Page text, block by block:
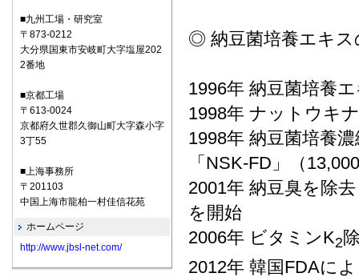
◎ 納豆菌培養エキス
1996年 納豆菌培養
1998年 ナットウキ
1998年 納豆菌培養
「NSK-FD」（
2001年 納豆臭を除
を開始
2006年 ビタミンK2
2012年 韓国FDAに
■九州工場・研究室
〒873-0212
大分県国東市安岐町大字塩屋202
2番地
■京都工場
〒613-0024
京都府久世郡久御山町大字森小字
3丁55
■上海事務所
〒201103
中国上海市龍柏一村佳信花苑
ホームページ
http://www.jbsl-net.com/